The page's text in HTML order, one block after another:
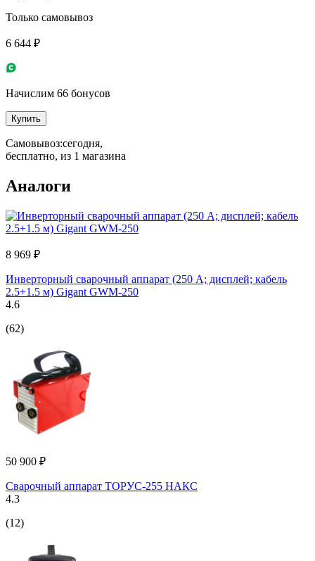
Только самовывоз
6 644 ₽
Начислим 66 бонусов
Купить
Самовывоз:сегодня,
бесплатно, из 1 магазина
Аналоги
8 969 ₽
Инверторный сварочный аппарат (250 А; дисплей; кабель
2.5+1.5 м) Gigant GWM-250
4.6
(62)
50 900 ₽
Сварочный аппарат ТОРУС-255 НАКС
4.3
(12)